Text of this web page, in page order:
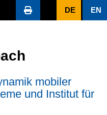
DE EN
mobiler
und Institut für